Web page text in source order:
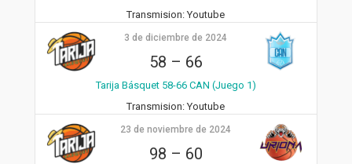
Transmision:Youtube
3 de diciembre de 2024
58 – 66
Tarija Básquet 58-66 CAN (Juego 1)
Transmision:Youtube
23 de noviembre de 2024
98 – 60